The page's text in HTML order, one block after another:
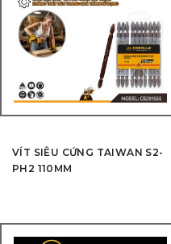
VÍT SIÊU CỨNG TAIWAN S2-
PH2 110MM